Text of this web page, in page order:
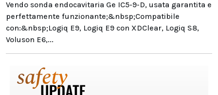
Vendo sonda endocavitaria Ge IC5-9-D, usata garantita e
perfettamente funzionante;&nbsp;Compatibile
con:&nbsp;Logiq E9, Logiq E9 con XDClear, Logiq S8,
Voluson E6,...